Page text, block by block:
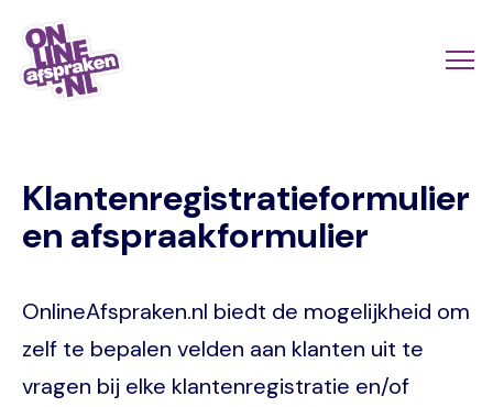
Naar
hoofdinhoud
Klantenregistratieformulier
en afspraakformulier
OnlineAfspraken.nl biedt de mogelijkheid om
zelf te bepalen velden aan klanten uit te
vragen bij elke klantenregistratie en/of